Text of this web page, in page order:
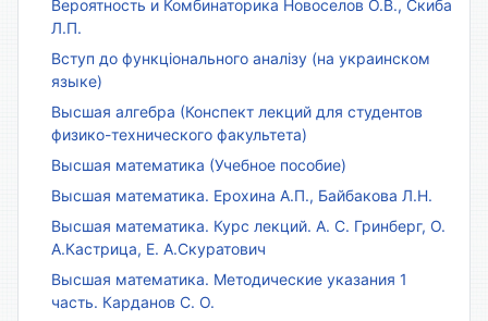
Вероятность и Комбинаторика Новоселов О.В., Скиба
Л.П.
Вступ до функціонального аналізу (на украинском
языке)
Высшая алгебра (Конспект лекций для студентов
физико-технического факультета)
Высшая математика (Учебное пособие)
Высшая математика. Ерохина А.П., Байбакова Л.Н.
Высшая математика. Курс лекций. А. С. Гринберг, О.
А.Кастрица, Е. А.Скуратович
Высшая математика. Методические указания 1
часть. Карданов С. О.